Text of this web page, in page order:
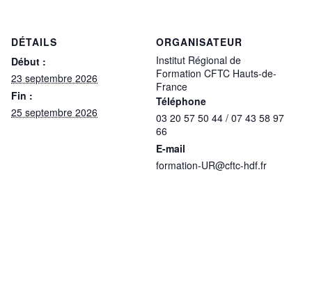
DÉTAILS
Début :
23 septembre 2026
Fin :
25 septembre 2026
ORGANISATEUR
Institut Régional de
Formation CFTC Hauts-de-
France
Téléphone
03 20 57 50 44 / 07 43 58 97
66
E-mail
formation-UR@cftc-hdf.fr